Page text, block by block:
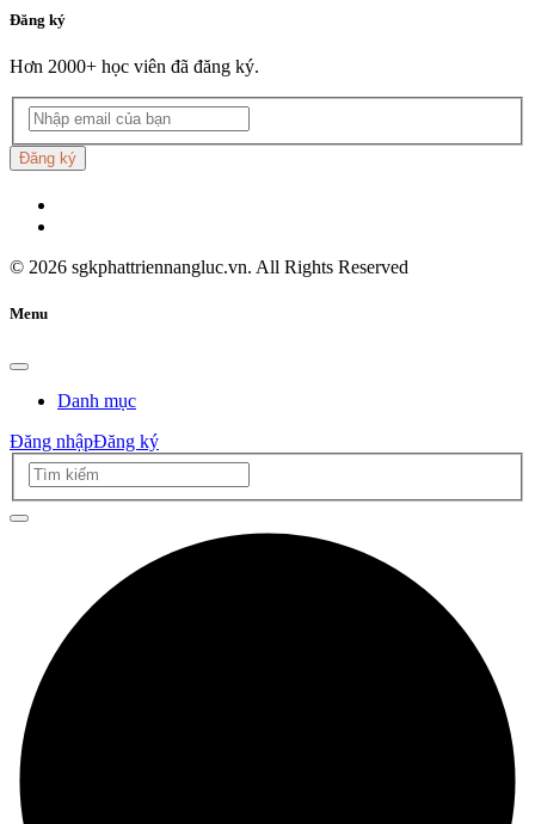
Đăng ký
Hơn 2000+ học viên đã đăng ký.
Đăng ký
© 2026 sgkphattriennangluc.vn. All Rights Reserved
Menu
Danh mục
Đăng nhậpĐăng ký